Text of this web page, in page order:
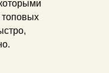
топовых